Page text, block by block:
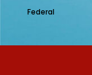
Federal